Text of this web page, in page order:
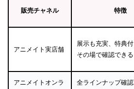
販売チャネル 特徴
アニメイト実店舗
展示も充実、特典
その場で確認できる
アニメイトオンラ
全ラインナップ確